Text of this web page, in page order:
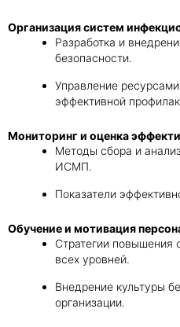
Организация систем
Разработка и
безопасности.
Управление
эффективной
Мониторинг и оценка
Методы сбора и
ИСМП.
Показатели
Обучение и мотивация
Стратегии повышения
всех уровней.
Внедрение культуры
организации.